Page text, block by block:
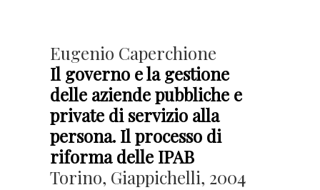
Eugenio Caperchione
Il governo e la gestione
delle aziende pubbliche e
private di servizio alla
persona. Il processo di
riforma delle IPAB
Torino, Giappichelli, 2004